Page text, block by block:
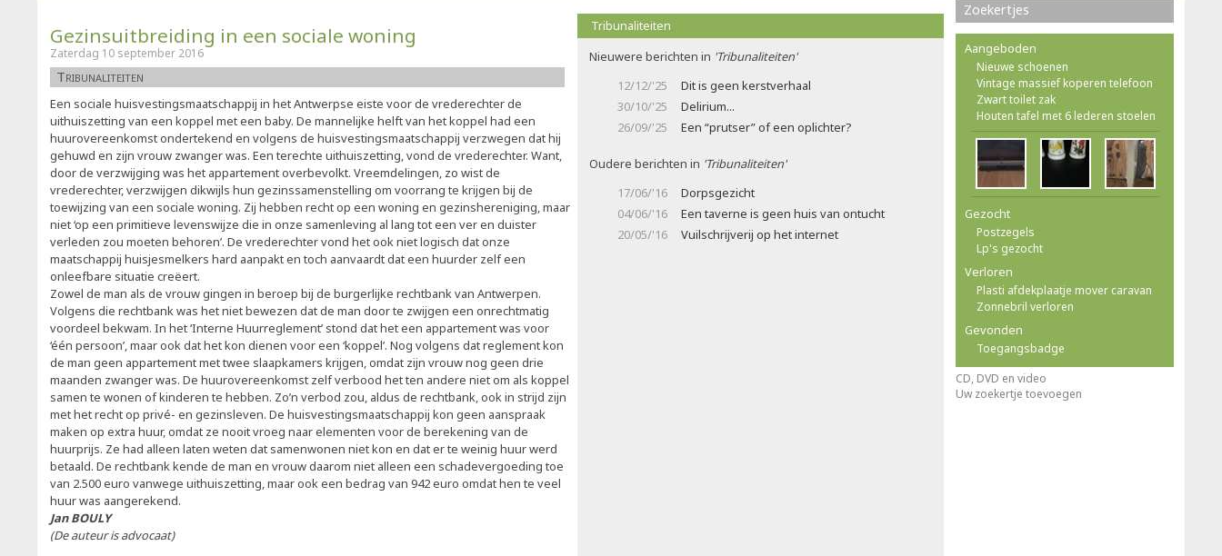
Gezinsuitbreiding in een sociale woning
Zaterdag 10 september 2016
Tribunaliteiten
Een sociale huisvestingsmaatschappij in het Antwerpse eiste voor de vrederechter de
uithuiszetting van een koppel met een baby. De mannelijke helft van het koppel had een
huurovereenkomst ondertekend en volgens de huisvestingsmaatschappij verzwegen dat hij
gehuwd en zijn vrouw zwanger was. Een terechte uithuiszetting, vond de vrederechter. Want,
door de verzwijging was het appartement overbevolkt. Vreemdelingen, zo wist de
vrederechter, verzwijgen dikwijls hun gezinssamenstelling om voorrang te krijgen bij de
toewijzing van een sociale woning. Zij hebben recht op een woning en gezinshereniging, maar
niet ‘op een primitieve levenswijze die in onze samenleving al lang tot een ver en duister
verleden zou moeten behoren’. De vrederechter vond het ook niet logisch dat onze
maatschappij huisjesmelkers hard aanpakt en toch aanvaardt dat een huurder zelf een
onleefbare situatie creëert.
Zowel de man als de vrouw gingen in beroep bij de burgerlijke rechtbank van Antwerpen.
Volgens die rechtbank was het niet bewezen dat de man door te zwijgen een onrechtmatig
voordeel bekwam. In het ‘Interne Huurreglement’ stond dat het een appartement was voor
‘één persoon’, maar ook dat het kon dienen voor een ‘koppel’. Nog volgens dat reglement kon
de man geen appartement met twee slaapkamers krijgen, omdat zijn vrouw nog geen drie
maanden zwanger was. De huurovereenkomst zelf verbood het ten andere niet om als koppel
samen te wonen of kinderen te hebben. Zo’n verbod zou, aldus de rechtbank, ook in strijd zijn
met het recht op privé- en gezinsleven. De huisvestingsmaatschappij kon geen aanspraak
maken op extra huur, omdat ze nooit vroeg naar elementen voor de berekening van de
huurprijs. Ze had alleen laten weten dat samenwonen niet kon en dat er te weinig huur werd
betaald. De rechtbank kende de man en vrouw daarom niet alleen een schadevergoeding toe
van 2.500 euro vanwege uithuiszetting, maar ook een bedrag van 942 euro omdat hen te veel
huur was aangerekend.
Jan BOULY
(De auteur is advocaat)
Tribunaliteiten
Nieuwere berichten in 'Tribunaliteiten'
12/12/'25
Dit is geen kerstverhaal
30/10/'25
Delirium...
26/09/'25
Een “prutser” of een oplichter?
Oudere berichten in 'Tribunaliteiten'
17/06/'16
Dorpsgezicht
04/06/'16
Een taverne is geen huis van ontucht
20/05/'16
Vuilschrijverij op het internet
Zoekertjes
Aangeboden
Nieuwe schoenen
Vintage massief koperen telefoon
Zwart toilet zak
Houten tafel met 6 lederen stoelen
Gezocht
Postzegels
Lp's gezocht
Verloren
Plasti afdekplaatje mover caravan
Zonnebril verloren
Gevonden
Toegangsbadge
CD, DVD en video
Uw zoekertje toevoegen